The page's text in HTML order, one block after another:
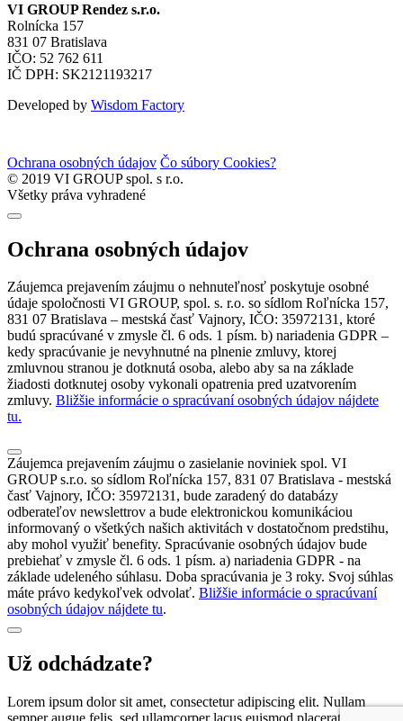
VI GROUP Rendez s.r.o.
Rolnícka 157
831 07 Bratislava
IČO: 52 762 611
IČ DPH: SK2121193217
Developed by Wisdom Factory
Ochrana osobných údajov Čo súbory Cookies?
© 2019 VI GROUP spol. s r.o.
Všetky práva vyhradené
Ochrana osobných údajov
Záujemca prejavením záujmu o nehnuteľnosť poskytuje osobné
údaje spoločnosti VI GROUP, spol. s. r.o. so sídlom Roľnícka 157,
831 07 Bratislava – mestská časť Vajnory, IČO: 35972131, ktoré
budú spracúvané v zmysle čl. 6 ods. 1 písm. b) nariadenia GDPR –
kedy spracúvanie je nevyhnutné na plnenie zmluvy, ktorej
zmluvnou stranou je dotknutá osoba, alebo aby sa na základe
žiadosti dotknutej osoby vykonali opatrenia pred uzatvorením
zmluvy. Bližšie informácie o spracúvaní osobných údajov nájdete
tu.
Záujemca prejavením záujmu o zasielanie noviniek spol. VI
GROUP s.r.o. so sídlom Roľnícka 157, 831 07 Bratislava - mestská
časť Vajnory, IČO: 35972131, bude zaradený do databázy
odberateľov newslettrov a bude elektronickou komunikáciou
informovaný o všetkých našich aktivitách v dostatočnom predstihu,
aby mohol využiť benefity. Spracúvanie osobných údajov bude
prebiehať v zmysle čl. 6 ods. 1 písm. a) nariadenia GDPR - na
základe udeleného súhlasu. Doba spracúvania je 3 roky. Svoj súhlas
máte právo kedykoľvek odvolať. Bližšie informácie o spracúvaní
osobných údajov nájdete tu.
Už odchádzate?
Lorem ipsum dolor sit amet, consectetur adipiscing elit. Nullam